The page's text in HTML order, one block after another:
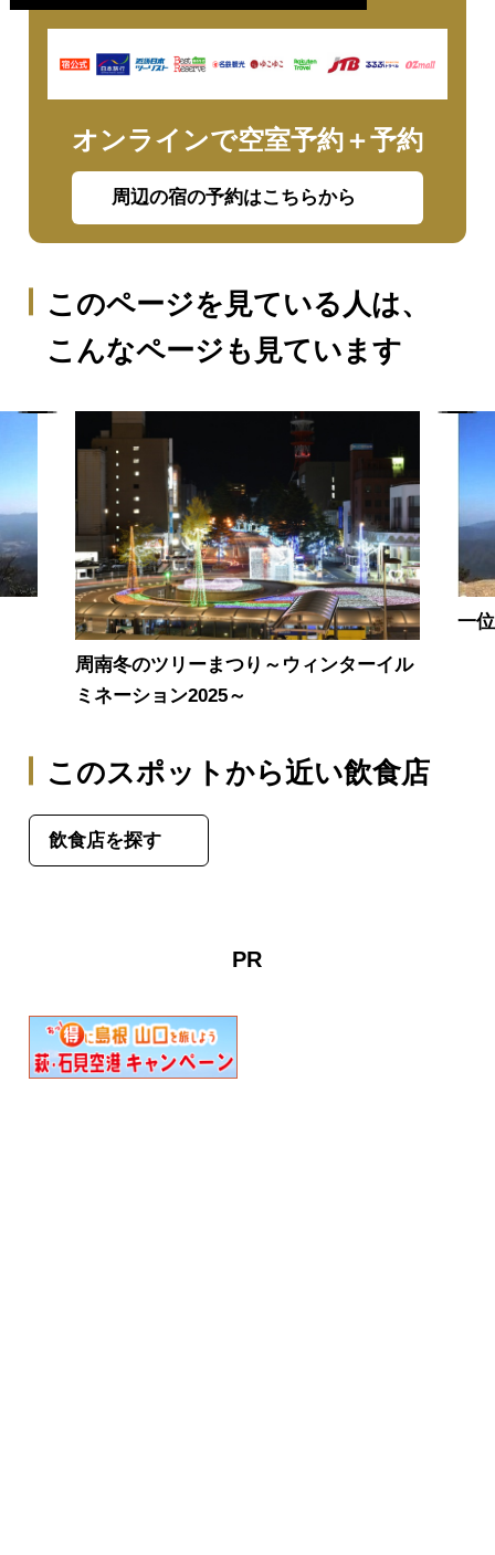
オンラインで空室予約＋予約
周辺の宿の予約はこちらから
このページを見ている人は、
こんなページも見ています
周南冬のツリーまつり～ウィンターイル
ミネーション2025～
一
このスポットから近い飲食店
飲食店を探す
PR